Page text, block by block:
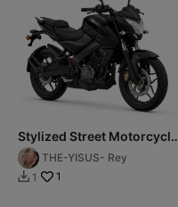
Stylized Street Motorcycle
– Game Ready 3D Model
THE-YISUS- Rey
 1 1